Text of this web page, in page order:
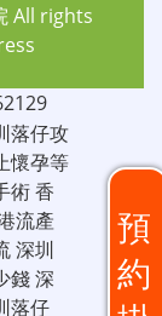
預
約
All rights
落仔攻
懷孕等
術香
流產
深圳
錢深
落仔